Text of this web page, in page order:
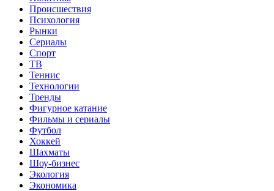
Происшествия
Психология
Рынки
Сериалы
Спорт
ТВ
Теннис
Технологии
Тренды
Фигурное катание
Фильмы и сериалы
Футбол
Хоккей
Шахматы
Шоу-бизнес
Экология
Экономика